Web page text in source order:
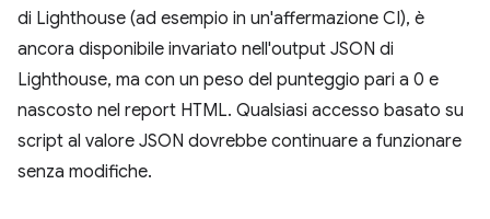
di Lighthouse (ad esempio in un'affermazione CI), è
ancora disponibile invariato nell'output JSON di
Lighthouse, ma con un peso del punteggio pari a 0 e
nascosto nel report HTML. Qualsiasi accesso basato su
script al valore JSON dovrebbe continuare a funzionare
senza modifiche.